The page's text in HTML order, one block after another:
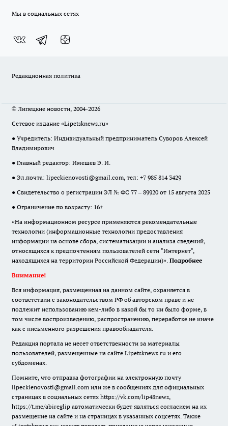
Мы в социальных сетях
Редакционная политика
© Липецкие новости, 2004-2026
Сетевое издание «Lipetsknews.ru»
● Учредитель: Индивидуальный предприниматель Суворов Алексей
Владимирович
● Главный редактор: Имешев Э. И.
● Эл.почта: lipeckienovosti@gmail.com, тел: +7 985 814 3429
● Свидетельство о регистрации ЭЛ № ФС 77 – 89920 от 15 августа 2025
● Ограничение по возрасту: 16+
«На информационном ресурсе применяются рекомендательные
технологии (информационные технологии предоставления
информации на основе сбора, систематизации и анализа сведений,
относящихся к предпочтениям пользователей сети "Интернет",
находящихся на территории Российской Федерации)». Подробнее
Внимание!
Вся информация, размещенная на данном сайте, охраняется в
соответствии с законодательством РФ об авторском праве и не
подлежит использованию кем-либо в какой бы то ни было форме, в
том числе воспроизведению, распространению, переработке не иначе
как с письменного разрешения правообладателя.
Редакция портала не несет ответственности за материалы
пользователей, размещенные на сайте Lipetsknews.ru и его
субдоменах.
Помните, что отправка фотографии на электронную почту
lipeckienovosti@gmail.com или же в сообщениях для официальных
страницах в социальных сетях https://vk.com/lip48news,
https://t.me/abireglip автоматически будет являться согласием на их
размещение на сайте и на страницах в указанных соцсетях. Также